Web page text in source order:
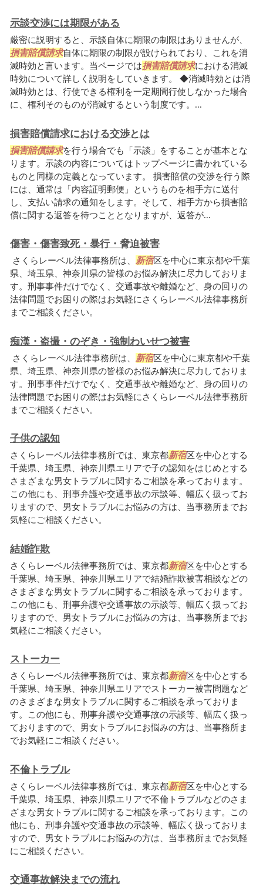
示談交渉には期限がある
厳密に説明すると、示談自体に期限の制限はありませんが、
損害賠償請求自体に期限の制限が設けられており、これを消
滅時効と言います。当ページでは損害賠償請求における消滅
時効について詳しく説明をしていきます。 ◆消滅時効とは消
滅時効とは、行使できる権利を一定期間行使しなかった場合
に、権利そのものが消滅するという制度です。...
損害賠償請求における交渉とは
損害賠償請求を行う場合でも「示談」をすることが基本とな
ります。示談の内容についてはトップページに書かれている
ものと同様の定義となっています。 損害賠償の交渉を行う際
には、通常は「内容証明郵便」というものを相手方に送付
し、支払い請求の通知をします。そして、相手方から損害賠
償に関する返答を待つこととなりますが、返答が...
傷害・傷害致死・暴行・脅迫被害
さくらレーベル法律事務所は、 新宿区を中心に東京都や千葉
県、埼玉県、神奈川県の皆様のお悩み解決に尽力しておりま
す。刑事事件だけでなく、交通事故や離婚など、身の回りの
法律問題でお困りの際はお気軽にさくらレーベル法律事務所
までご相談ください。
痴漢・盗撮・のぞき・強制わいせつ被害
さくらレーベル法律事務所は、 新宿区を中心に東京都や千葉
県、埼玉県、神奈川県の皆様のお悩み解決に尽力しておりま
す。刑事事件だけでなく、交通事故や離婚など、身の回りの
法律問題でお困りの際はお気軽にさくらレーベル法律事務所
までご相談ください。
子供の認知
さくらレーベル法律事務所では、東京都新宿区を中心とする
千葉県、埼玉県、神奈川県エリアで子の認知をはじめとする
さまざまな男女トラブルに関するご相談を承っております。
この他にも、刑事弁護や交通事故の示談等、幅広く扱ってお
りますので、男女トラブルにお悩みの方は、当事務所までお
気軽にご相談ください。
結婚詐欺
さくらレーベル法律事務所では、東京都新宿区を中心とする
千葉県、埼玉県、神奈川県エリアで結婚詐欺被害相談などの
さまざまな男女トラブルに関するご相談を承っております。
この他にも、刑事弁護や交通事故の示談等、幅広く扱ってお
りますので、男女トラブルにお悩みの方は、当事務所までお
気軽にご相談ください。
ストーカー
さくらレーベル法律事務所では、東京都新宿区を中心とする
千葉県、埼玉県、神奈川県エリアでストーカー被害問題など
のさまざまな男女トラブルに関するご相談を承っておりま
す。この他にも、刑事弁護や交通事故の示談等、幅広く扱っ
ておりますので、男女トラブルにお悩みの方は、当事務所ま
でお気軽にご相談ください。
不倫トラブル
さくらレーベル法律事務所では、東京都新宿区を中心とする
千葉県、埼玉県、神奈川県エリアで不倫トラブルなどのさま
ざまな男女トラブルに関するご相談を承っております。この
他にも、刑事弁護や交通事故の示談等、幅広く扱っておりま
すので、男女トラブルにお悩みの方は、当事務所までお気軽
にご相談ください。
交通事故解決までの流れ